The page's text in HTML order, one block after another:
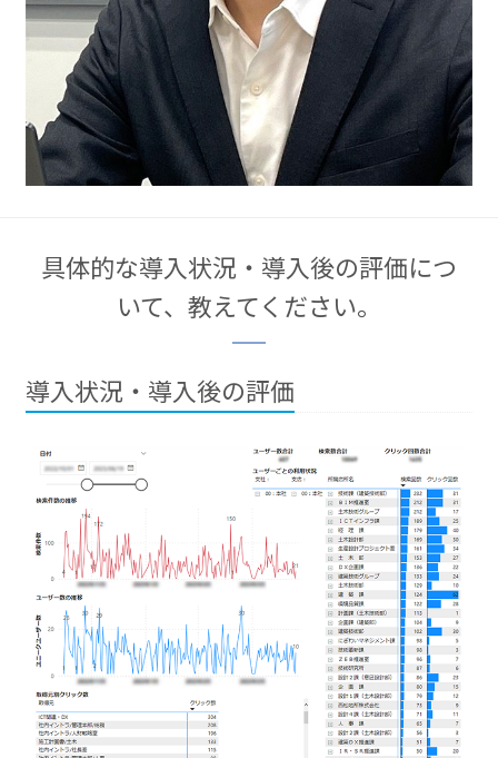
具体的な導入状況・導入後の評価につ
いて、教えてください。
導入状況・導入後の評価